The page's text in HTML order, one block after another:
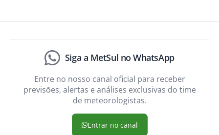
Siga a MetSul no WhatsApp
Entre no nosso canal oficial para receber
previsões, alertas e análises exclusivas do time
de meteorologistas.
Entrar no canal